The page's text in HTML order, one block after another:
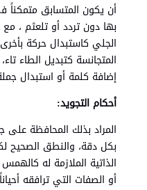
أن يكون المتسابق متمكناً
بها دون تردد أو تلعثم ،
الجلي كاستبدال حركة
المتجانسة كتبديل الطاء
إضافة كلمة أو استبدال
أحكام التجويد:
المراد بذلك المحافظة على
بكل دقة، والنطق
الذاتية الملازمة له
أو الصفات التي ترافقه